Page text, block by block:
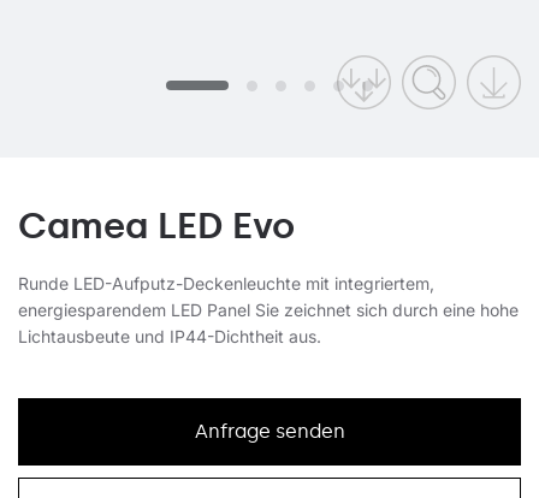
Camea LED Evo
Runde LED-Aufputz-Deckenleuchte mit integriertem,
energiesparendem LED Panel Sie zeichnet sich durch eine hohe
Lichtausbeute und IP44-Dichtheit aus.
Anfrage senden